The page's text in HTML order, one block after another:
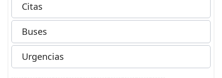
Citas
Buses
Urgencias